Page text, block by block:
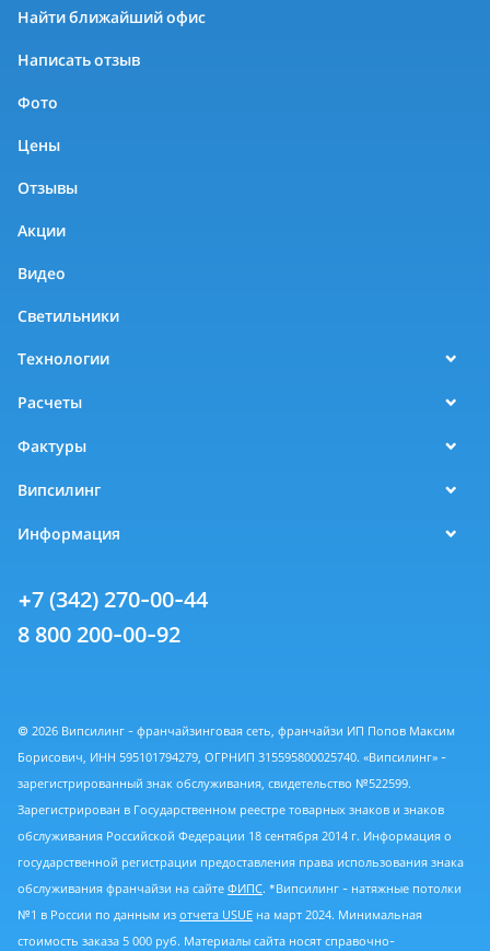
Найти ближайший офис
Написать отзыв
Фото
Цены
Отзывы
Акции
Видео
Светильники
Технологии
Расчеты
Фактуры
Випсилинг
Информация
+7 (342) 270-00-44
8 800 200-00-92
© 2026 Випсилинг - франчайзинговая сеть, франчайзи ИП Попов Максим
Борисович, ИНН 595101794279, ОГРНИП 315595800025740. «Випсилинг» -
зарегистрированный знак обслуживания, свидетельство №522599.
Зарегистрирован в Государственном реестре товарных знаков и знаков
обслуживания Российской Федерации 18 сентября 2014 г. Информация о
государственной регистрации предоставления права использования знака
обслуживания франчайзи на сайте ФИПС. *Випсилинг - натяжные потолки
№1 в России по данным из отчета USUE на март 2024. Минимальная
стоимость заказа 5 000 руб. Материалы сайта носят справочно-